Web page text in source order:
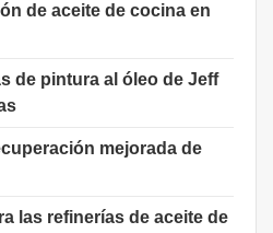
de aceite de cocina en
de pintura al óleo de Jeff
mejorada de
las refinerías de aceite de